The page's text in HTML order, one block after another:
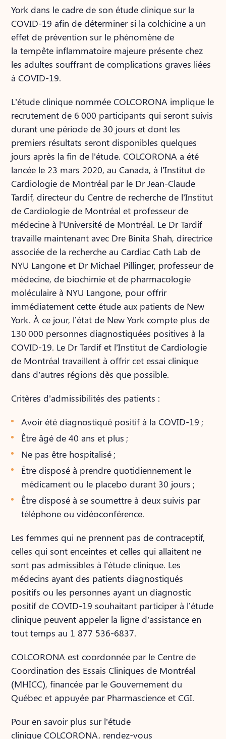
York dans le cadre de son étude clinique sur la
COVID-19 afin de déterminer si la colchicine a un
effet de prévention sur le phénomène de
la tempête inflammatoire majeure présente chez
les adultes souffrant de complications graves liées
à COVID-19.
L’étude clinique nommée COLCORONA implique le
recrutement de 6 000 participants qui seront suivis
durant une période de 30 jours et dont les
premiers résultats seront disponibles quelques
jours après la fin de l’étude. COLCORONA a été
lancée le 23 mars 2020, au Canada, à l’Institut de
Cardiologie de Montréal par le Dr Jean-Claude
Tardif, directeur du Centre de recherche de l’Institut
de Cardiologie de Montréal et professeur de
médecine à l’Université de Montréal. Le Dr Tardif
travaille maintenant avec Dre Binita Shah, directrice
associée de la recherche au Cardiac Cath Lab de
NYU Langone et Dr Michael Pillinger, professeur de
médecine, de biochimie et de pharmacologie
moléculaire à NYU Langone, pour offrir
immédiatement cette étude aux patients de New
York. À ce jour, l’état de New York compte plus de
130 000 personnes diagnostiquées positives à la
COVID-19. Le Dr Tardif et l’Institut de Cardiologie
de Montréal travaillent à offrir cet essai clinique
dans d’autres régions dès que possible.
Critères d’admissibilités des patients :
Avoir été diagnostiqué positif à la COVID-19 ;
Être âgé de 40 ans et plus ;
Ne pas être hospitalisé ;
Être disposé à prendre quotidiennement le
médicament ou le placebo durant 30 jours ;
Être disposé à se soumettre à deux suivis par
téléphone ou vidéoconférence.
Les femmes qui ne prennent pas de contraceptif,
celles qui sont enceintes et celles qui allaitent ne
sont pas admissibles à l’étude clinique. Les
médecins ayant des patients diagnostiqués
positifs ou les personnes ayant un diagnostic
positif de COVID-19 souhaitant participer à l’étude
clinique peuvent appeler la ligne d’assistance en
tout temps au 1 877 536-6837.
COLCORONA est coordonnée par le Centre de
Coordination des Essais Cliniques de Montréal
(MHICC), financée par le Gouvernement du
Québec et appuyée par Pharmascience et CGI.
Pour en savoir plus sur l’étude
clinique COLCORONA, rendez-vous